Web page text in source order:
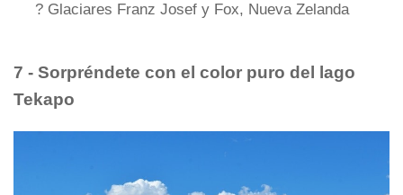
? Glaciares Franz Josef y Fox, Nueva Zelanda
7 - Sorpréndete con el color puro del lago
Tekapo